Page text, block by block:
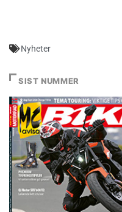
Nyheter
SIST NUMMER